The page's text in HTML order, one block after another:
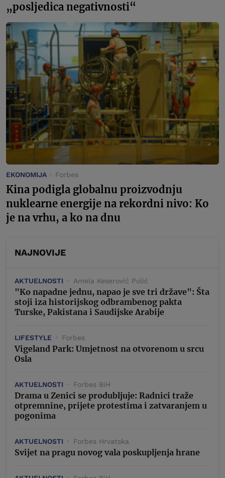
„posljedica negativnosti“
EKONOMIJA Forbes
Kina podigla globalnu proizvodnju
nuklearne energije na rekordni nivo: Ko
je na vrhu, a ko na dnu
NAJNOVIJE
AKTUELNOSTI Amela Keserović Polić
"Ko napadne jednu, napao je sve tri države": Šta
stoji iza historijskog odbrambenog pakta
Turske, Pakistana i Saudijske Arabije
LIFESTYLE Forbes
Vigeland Park: Umjetnost na otvorenom u srcu
Osla
AKTUELNOSTI Forbes BiH
Drama u Zenici se produbljuje: Radnici traže
otpremnine, prijete protestima i zatvaranjem u
pogonima
AKTUELNOSTI Forbes Hrvatska
Svijet na pragu novog vala poskupljenja hrane